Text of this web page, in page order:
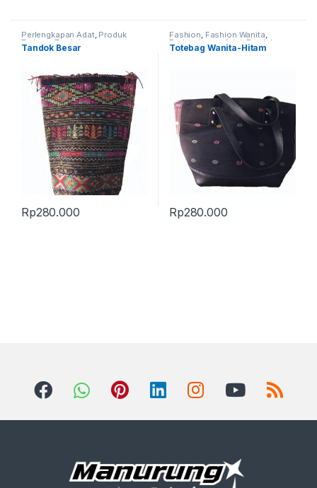
Perlengkapan Adat, Produk
Terbaru, Tandok
Tandok Besar
Rp280.000
Fashion, Fashion Wanita,
Perlengkapan Adat,Produk
Terbaru,Tas
Totebag Wanita-Hitam
Rp280.000